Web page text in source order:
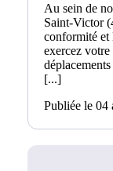
Au sein de
Saint-Victor
conformité et
exercez
[...]
Publiée le 04